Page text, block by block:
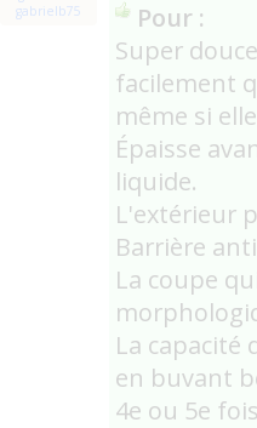
gabrielb75
Pour :
Super
facilement
même si
Épaisse
liquide.
L'extérieur
Barrière
La coupe
La
en buvant
4e ou 5e